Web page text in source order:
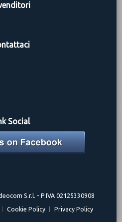
Social
S.r.l. - P.IVA 02125330908
Cookie Policy Privacy Policy